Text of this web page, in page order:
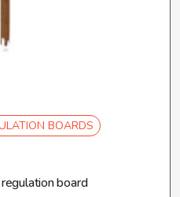
BOARDS
board